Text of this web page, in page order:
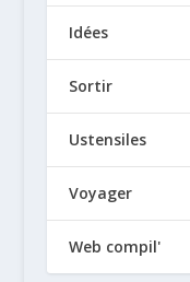
Idées
Sortir
Ustensiles
Voyager
Web compil'